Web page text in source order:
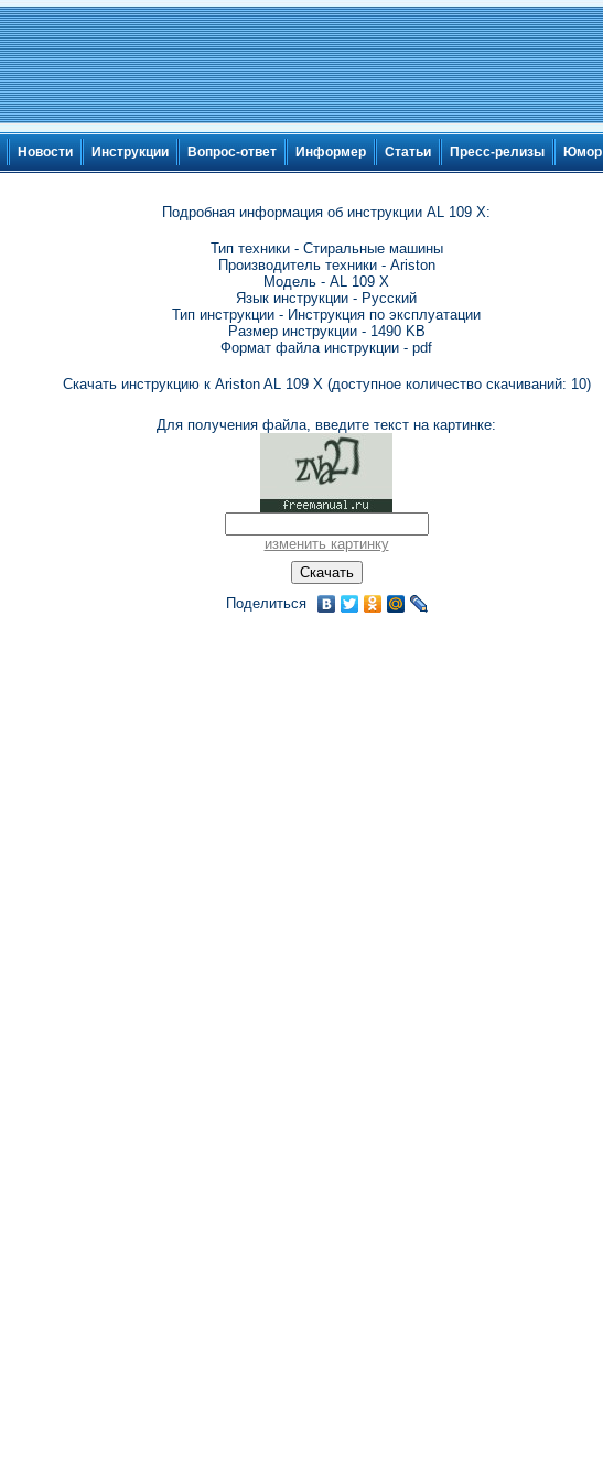
Новости Инструкции Вопрос-ответ Информер Статьи Пресс-релизы Юмор
Подробная информация об инструкции AL 109 X:
Тип техники - Стиральные машины
Производитель техники - Ariston
Модель - AL 109 X
Язык инструкции - Русский
Тип инструкции - Инструкция по эксплуатации
Размер инструкции - 1490 KB
Формат файла инструкции - pdf
Скачать инструкцию к Ariston AL 109 X (доступное количество скачиваний: 10)
Для получения файла, введите текст на картинке:
изменить картинку
Поделиться